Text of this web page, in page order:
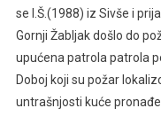
se I.Š.(1988) iz Sivše i
Gornji Žabljak došlo do
upućena patrola patrola
Doboj koji su požar
untrašnjosti kuće